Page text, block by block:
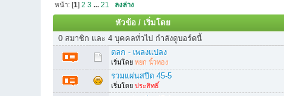
หน้า: [1] 2 3 ... 21 ลงล่าง
หัวข้อ/ เริ่มโดย
0 สมาชิก และ 4 บุคคลทั่วไป กำลังดูบอร์ดนี้
ตลก - เพลงแปลง
เริ่มโดยหยก นิ้วทอง
รวมแผ่นสปีด 45-5
เริ่มโดยประสิทธิ์